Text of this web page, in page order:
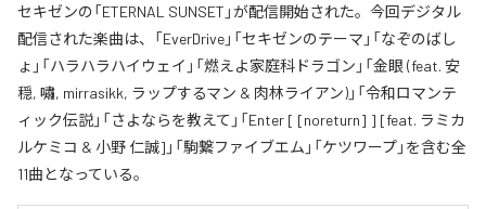
セキゼンの「ETERNAL SUNSET」が配信開始された。今回デジタル
配信された楽曲は、「EverDrive」「セキゼンのテーマ」「なぞのばし
ょ」「ハラハラハイウェイ」「燃えよ家庭科ドラゴン」「金眼 (feat. 安
穏, 嘯, mirrasikk, ラップするマン & 肉林ライアン)」「令和ロマンテ
ィック伝説」「さよならを教えて」「Enter [ [noreturn] ] [feat. ラミカ
ルケミコ & 小野 仁誠]」「駒繋ファイブエム」「ケツワープ」を含む全
11曲となっている。